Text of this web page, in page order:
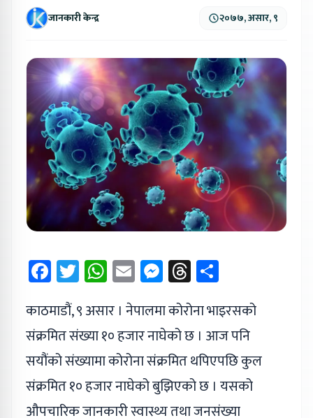
जानकारी केन्द्र २०७७, असार, ९
Facebook
Twitter
WhatsApp
EmailMessenger
Threads
काठमाडौं, ९ असार । नेपालमा कोरोना भाइरसको
संक्रमित संख्या १० हजार नाघेको छ । आज पनि
सयौंको संख्यामा कोरोना संक्रमित थपिएपछि कुल
संक्रमित १० हजार नाघेको बुझिएको छ । यसको
औपचारिक जानकारी स्वास्थ्य तथा जनसंख्या